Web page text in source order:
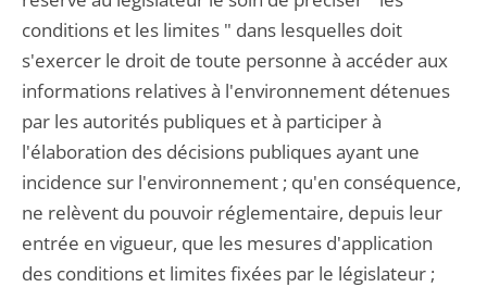
conditions et les limites " dans lesquelles doit
s'exercer le droit de toute personne à accéder aux
informations relatives à l'environnement détenues
par les autorités publiques et à participer à
l'élaboration des décisions publiques ayant une
incidence sur l'environnement ; qu'en conséquence,
ne relèvent du pouvoir réglementaire, depuis leur
entrée en vigueur, que les mesures d'application
des conditions et limites fixées par le législateur ;